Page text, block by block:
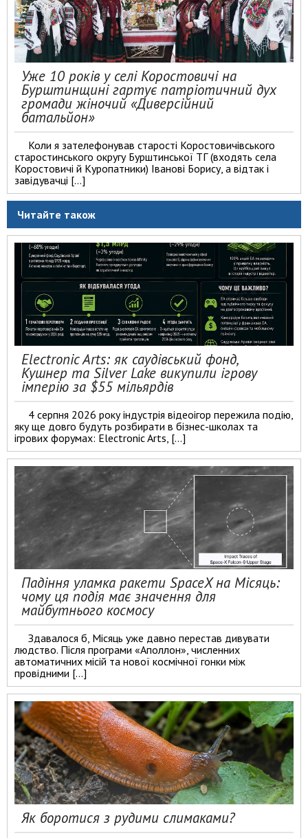
Уже 10 років у селі Коростовичі на
Бурштинщині гартує патріотичний дух
громади жіночий «Диверсійний
батальйон»
Коли я зателефонував старості Коростовичівського
старостинського округу Бурштинської ТГ (входять села
Коростовичі й Куропатники) Іванові Борису, а відтак і
завідувачці […]
Читайте також
Electronic Arts: як саудівський фонд,
Кушнер та Silver Lake викупили ігрову
імперію за $55 мільярдів
4 серпня 2026 року індустрія відеоігор пережила подію,
яку ще довго будуть розбирати в бізнес-школах та
ігрових форумах: Electronic Arts, […]
Падіння уламка ракети SpaceX на Місяць:
чому ця подія має значення для
майбутнього космосу
Здавалося б, Місяць уже давно перестав дивувати
людство. Після програми «Аполлон», численних
автоматичних місій та нової космічної гонки між
провідними […]
Як боротися з рудими слимаками?